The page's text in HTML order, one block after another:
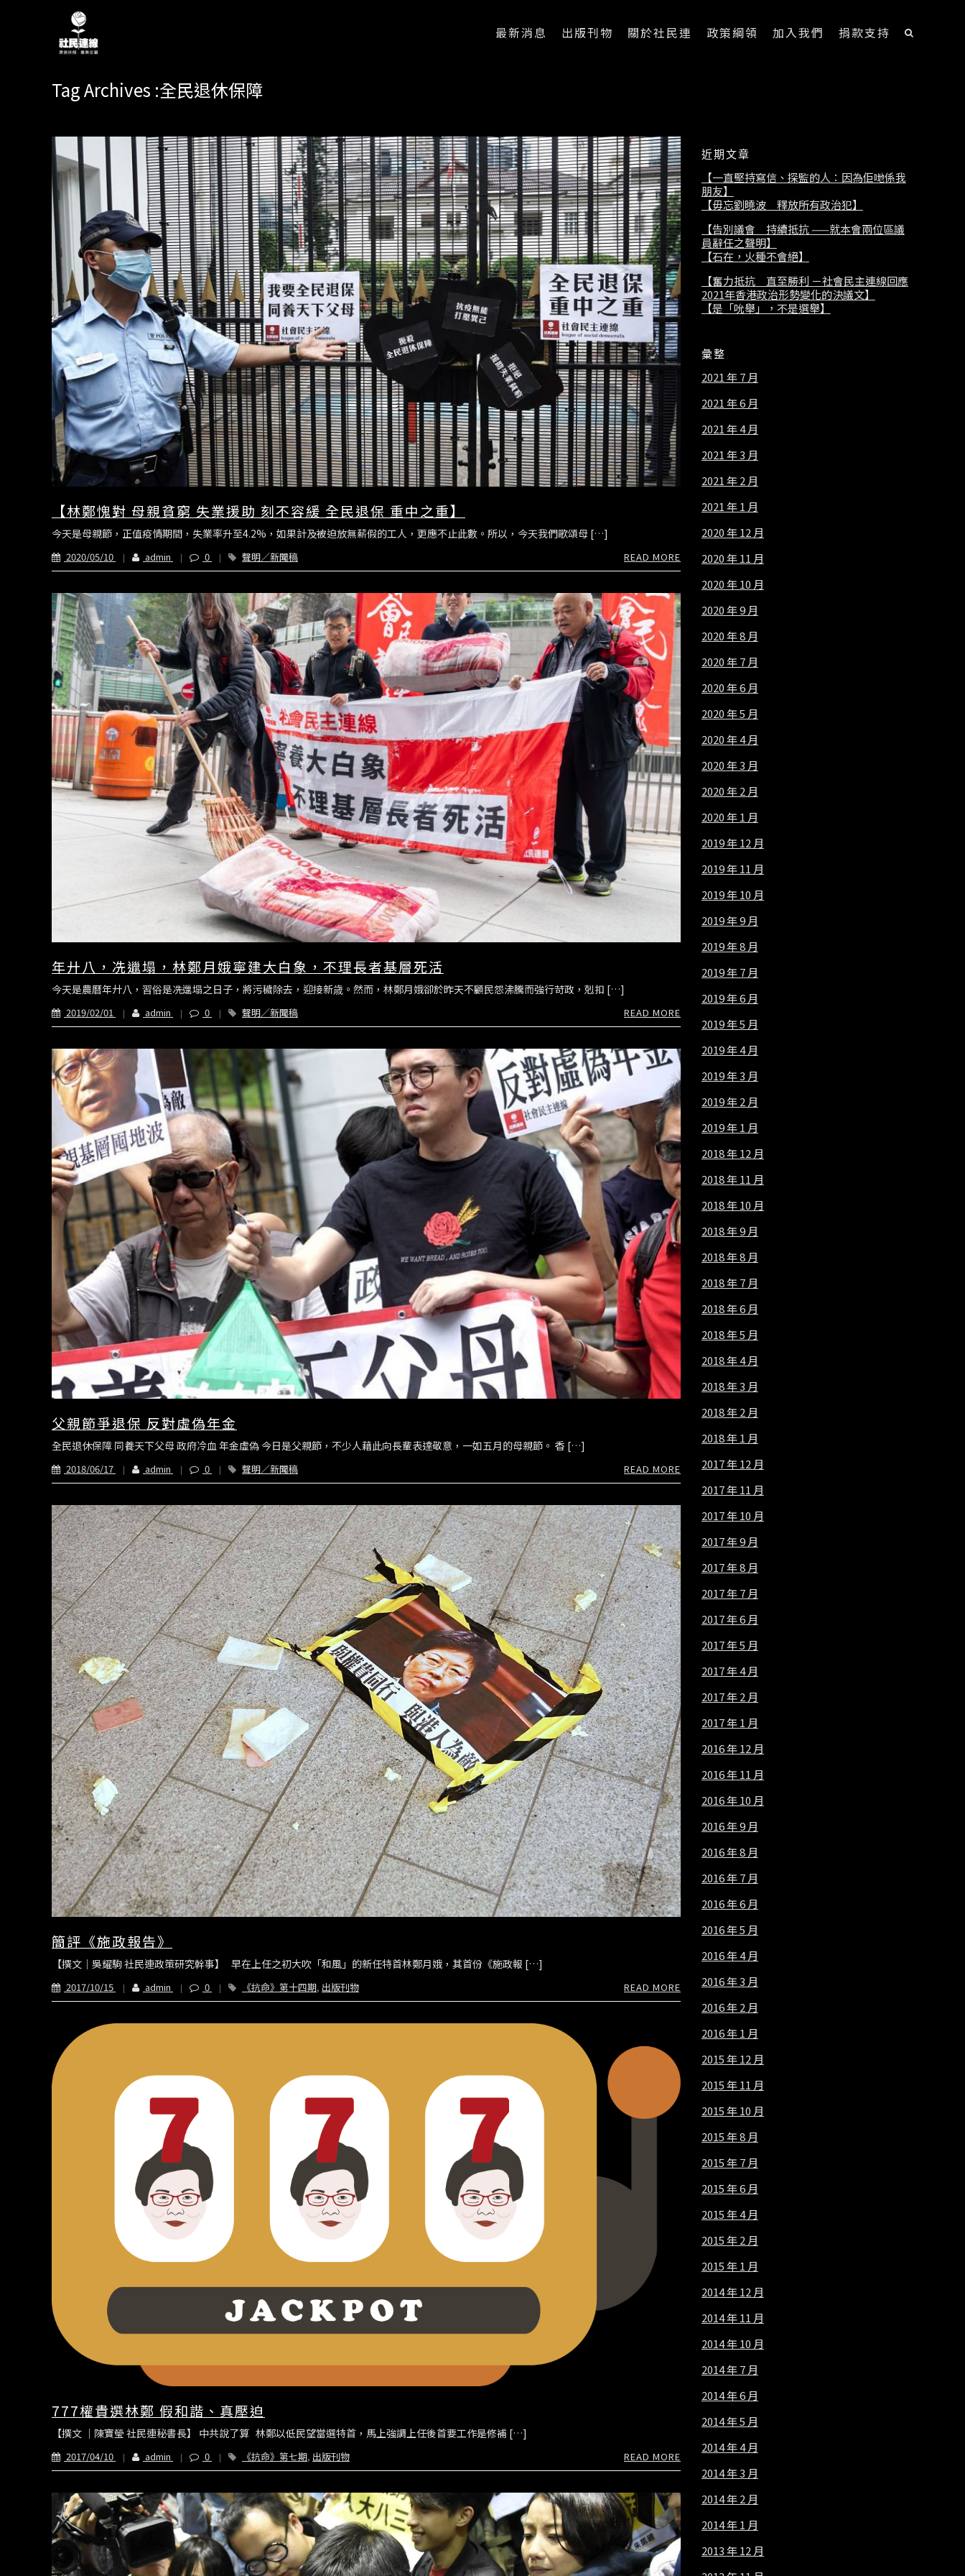
最新消息 出版刊物 關於社民連 政策綱領 加入我們 捐款支持
Tag Archives :全民退休保障
【林鄭愧對 母親貧窮 失業援助 刻不容緩 全民退保 重中之重】
今天是母親節，正值疫情期間，失業率升至4.2%，如果計及被迫放無薪假的工人，更應不止此數。所以，今天我們歌頌母 […]
2020/05/10 admin 0 聲明／新聞稿 READ MORE
年廾八，冼邋塌，林鄭月娥寧建大白象，不理長者基層死活
今天是農曆年廾八，習俗是冼邋塌之日子，將污穢除去，迎接新歳。然而，林鄭月娥卻於昨天不顧民怨沸騰而強行苛政，剋扣 […]
2019/02/01 admin 0 聲明／新聞稿 READ MORE
父親節爭退保 反對虛偽年金
全民退休保障 同養天下父母 政府冷血 年金虛偽 今日是父親節，不少人藉此向長輩表達敬意，一如五月的母親節。 香 […]
2018/06/17 admin 0 聲明／新聞稿 READ MORE
簡評《施政報告》
【撰文｜吳耀駒 社民連政策研究幹事】 早在上任之初大吹「和風」的新任特首林鄭月娥，其首份《施政報 […]
2017/10/15 admin 0 《抗命》第十四期, 出版刊物 READ MORE
777權貴選林鄭 假和諧、真壓迫
【撰文 ｜陳寶瑩 社民連秘書長】 中共說了算 林鄭以低民望當選特首，馬上強調上任後首要工作是修補 […]
2017/04/10 admin 0 《抗命》第七期, 出版刊物 READ MORE
近期文章
【一直堅持寫信、探監的人：因為佢哋係我
朋友】
【毋忘劉曉波 釋放所有政治犯】
【告別議會 持續抵抗 ——就本會兩位區議
員辭任之聲明】
【石在，火種不會絕】
【奮力抵抗 直至勝利 －社會民主連線回應
2021年香港政治形勢變化的決議文】
【是「吮舉」，不是選舉】
彙整
2021 年 7 月
2021 年 6 月
2021 年 4 月
2021 年 3 月
2021 年 2 月
2021 年 1 月
2020 年 12 月
2020 年 11 月
2020 年 10 月
2020 年 9 月
2020 年 8 月
2020 年 7 月
2020 年 6 月
2020 年 5 月
2020 年 4 月
2020 年 3 月
2020 年 2 月
2020 年 1 月
2019 年 12 月
2019 年 11 月
2019 年 10 月
2019 年 9 月
2019 年 8 月
2019 年 7 月
2019 年 6 月
2019 年 5 月
2019 年 4 月
2019 年 3 月
2019 年 2 月
2019 年 1 月
2018 年 12 月
2018 年 11 月
2018 年 10 月
2018 年 9 月
2018 年 8 月
2018 年 7 月
2018 年 6 月
2018 年 5 月
2018 年 4 月
2018 年 3 月
2018 年 2 月
2018 年 1 月
2017 年 12 月
2017 年 11 月
2017 年 10 月
2017 年 9 月
2017 年 8 月
2017 年 7 月
2017 年 6 月
2017 年 5 月
2017 年 4 月
2017 年 2 月
2017 年 1 月
2016 年 12 月
2016 年 11 月
2016 年 10 月
2016 年 9 月
2016 年 8 月
2016 年 7 月
2016 年 6 月
2016 年 5 月
2016 年 4 月
2016 年 3 月
2016 年 2 月
2016 年 1 月
2015 年 12 月
2015 年 11 月
2015 年 10 月
2015 年 8 月
2015 年 7 月
2015 年 6 月
2015 年 4 月
2015 年 2 月
2015 年 1 月
2014 年 12 月
2014 年 11 月
2014 年 10 月
2014 年 7 月
2014 年 6 月
2014 年 5 月
2014 年 4 月
2014 年 3 月
2014 年 2 月
2014 年 1 月
2013 年 12 月